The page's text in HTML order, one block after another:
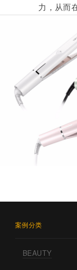
力，从而
案例分类
BEAUTY